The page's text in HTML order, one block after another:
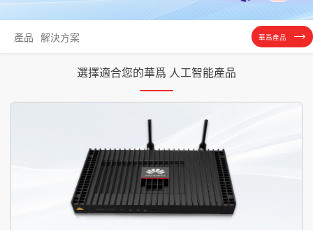
產品 解決方案 華爲產品
選擇適合您的華爲 人工智能產品